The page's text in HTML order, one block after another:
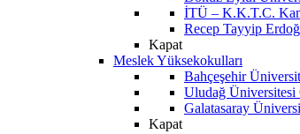
İTÜ – K.K.T.C.
Recep Tayyip
Kapat
Meslek Yüksekokulları
Bahçeşehir
Uludağ Üniversitesi
Galatasaray
Kapat